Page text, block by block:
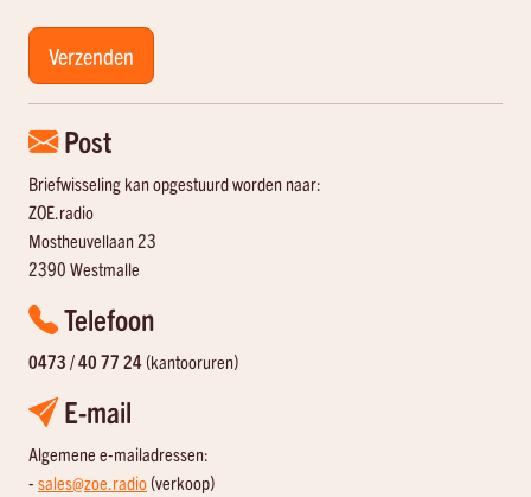
Verzenden
Post
Briefwisseling kan opgestuurd worden naar:
ZOE.radio
Mostheuvellaan 23
2390 Westmalle
Telefoon
0473 / 40 77 24(kantooruren)
E-mail
Algemene e-mailadressen:
- sales@zoe.radio(verkoop)